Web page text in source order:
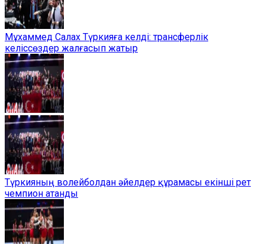
Мұхаммед Салах Түркияға келді: трансферлік
келіссөздер жалғасып жатыр
Түркияның волейболдан әйелдер құрамасы екінші рет
чемпион атанды